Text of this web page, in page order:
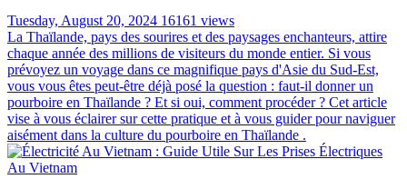
sourires, il est essentiel de bien préparer vos bagages. Les règles
concernant les bagages en avion pour la Thaïlande peuvent différer
de celles auxquelles vous êtes habitué, et une bonne préparation
vous évitera bien des tracas à l'aéroport. Découvrons les
réglementations spécifiques concernant le bagage en avion en
Thaïlande dans le guide complet ci-dessous !
Carte Thaïlande: Les Sites Incontournables Pour